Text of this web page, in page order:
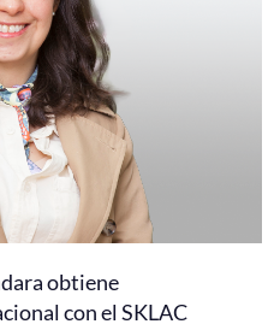
obtiene
con el SKLAC